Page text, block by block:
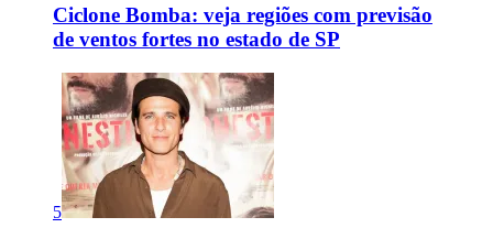
Ciclone Bomba: veja regiões com previsão
de ventos fortes no estado de SP
5